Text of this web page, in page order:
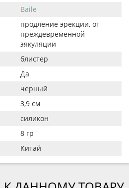
Baile
продление эрекции, от
преждевременной
эякуляции
блистер
Да
черный
3,9 см
силикон
8 гр
Китай